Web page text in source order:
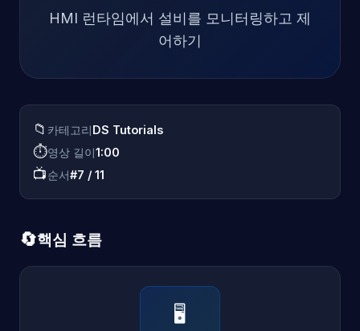
HMI 런타임에서 설비를 모니터링하고 제
어하기
📁 카테고리DS Tutorials
⏱️영상 길이1:00
📺순서#7 / 11
🔄핵심 흐름
🖥️